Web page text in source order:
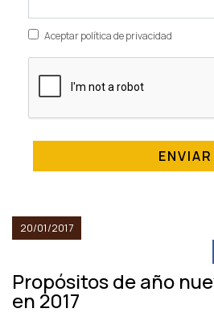
Aceptar política de privacidad
ENVIAR
20/01/2017
Propósitos de año
en 2017